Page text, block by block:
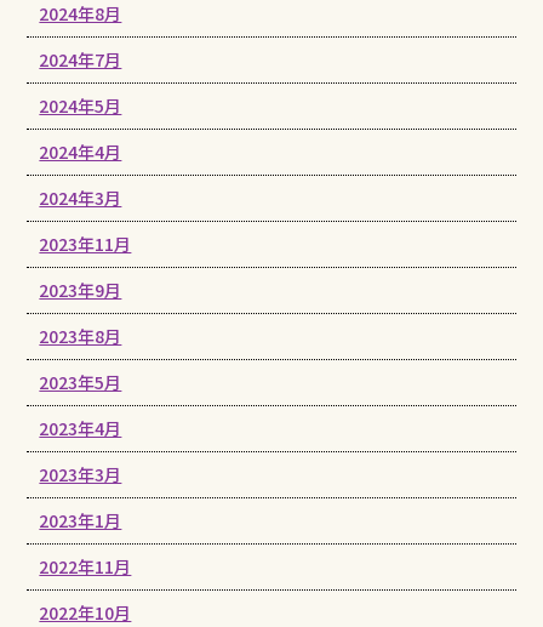
2024年8月
2024年7月
2024年5月
2024年4月
2024年3月
2023年11月
2023年9月
2023年8月
2023年5月
2023年4月
2023年3月
2023年1月
2022年11月
2022年10月